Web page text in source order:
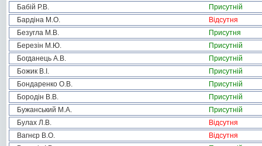
Бабій Р.В.
Присутній
Бардіна М.О.
Відсутня
Безугла М.В.
Присутня
Березін М.Ю.
Присутній
Богданець А.В.
Присутній
Божик В.І.
Присутній
Бондаренко О.В.
Присутній
Бородін В.В.
Присутній
Бужанський М.А.
Присутній
Булах Л.В.
Відсутня
Вагнєр В.О.
Відсутня